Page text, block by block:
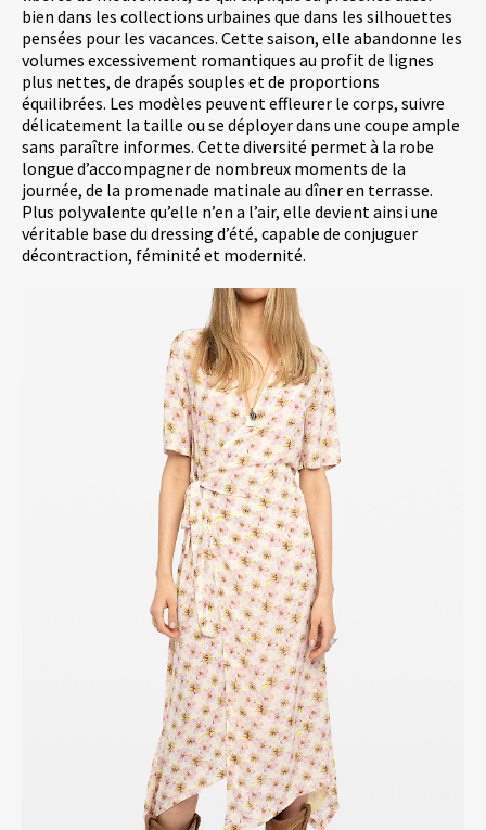
bien dans les collections urbaines que dans les silhouettes
pensées pour les vacances. Cette saison, elle abandonne les
volumes excessivement romantiques au profit de lignes
plus nettes, de drapés souples et de proportions
équilibrées. Les modèles peuvent effleurer le corps, suivre
délicatement la taille ou se déployer dans une coupe ample
sans paraître informes. Cette diversité permet à la robe
longue d’accompagner de nombreux moments de la
journée, de la promenade matinale au dîner en terrasse.
Plus polyvalente qu’elle n’en a l’air, elle devient ainsi une
véritable base du dressing d’été, capable de conjuguer
décontraction, féminité et modernité.